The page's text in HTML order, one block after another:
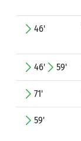
46'
46' 59'
71'
59'